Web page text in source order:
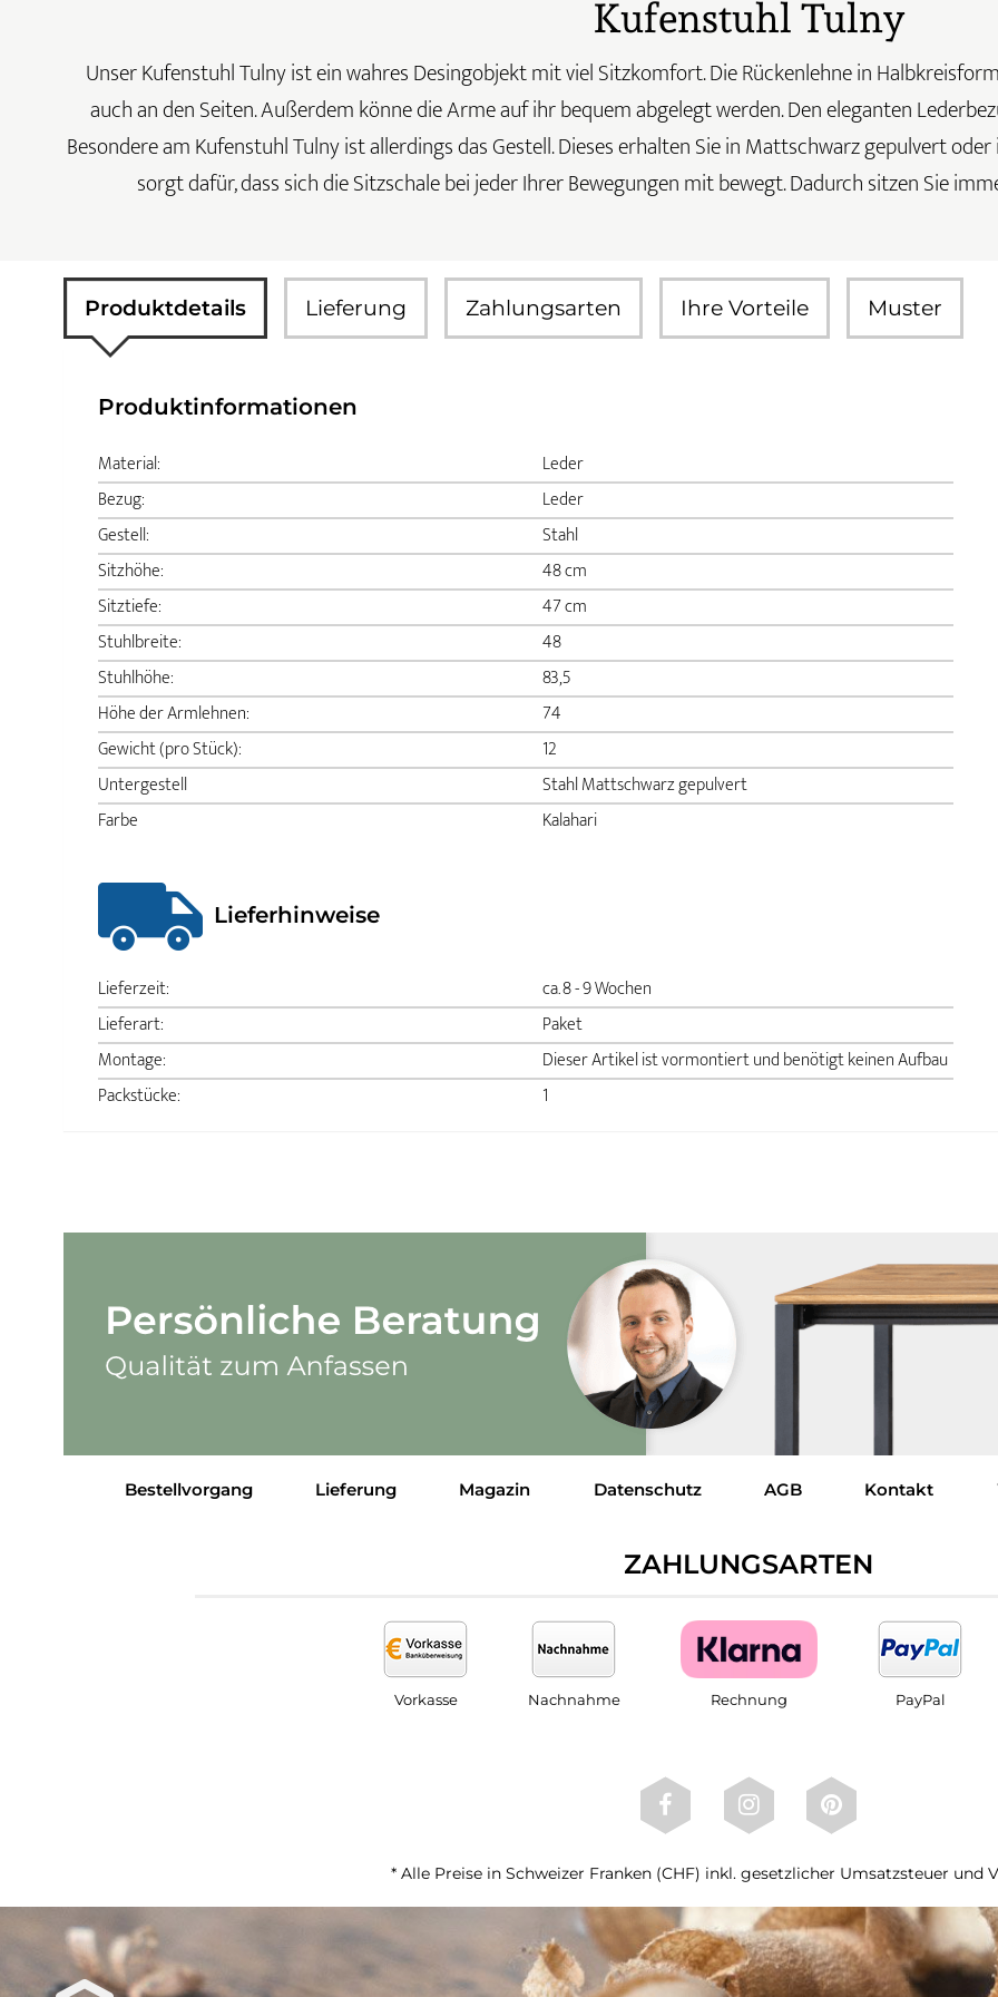
Kufenstuhl Tulny
Unser Kufenstuhl Tulny ist ein wahres Desingobjekt mit viel Sitzkomfort. Die Rückenlehne in
auch an den Seiten. Außerdem könne die Arme auf ihr bequem abgelegt werden. Den eleganten
Besondere am Kufenstuhl Tulny ist allerdings das Gestell. Dieses erhalten Sie in Mattschwarz gepulvert
sorgt dafür, dass sich die Sitzschale bei jeder Ihrer Bewegungen mit bewegt. Dadurch sitzen Sie
Produktdetails Lieferung Zahlungsarten Ihre Vorteile Muster
Produktinformationen
Material:
Leder
Bezug:
Leder
Gestell:
Stahl
Sitzhöhe:
48 cm
Sitztiefe:
47 cm
Stuhlbreite:
48
Stuhlhöhe:
83,5
Höhe der Armlehnen:
74
Gewicht (pro Stück):
12
Untergestell
Stahl Mattschwarz gepulvert
Farbe
Kalahari
Lieferhinweise
Lieferzeit:
ca. 8 - 9 Wochen
Lieferart:
Paket
Montage:
Dieser Artikel ist vormontiert und benötigt keinen Aufbau
Packstücke:
1
Bestellvorgang Lieferung Magazin Datenschutz AGB Kontakt
ZAHLUNGSARTEN
Vorkasse Nachnahme Rechnung PayPal
* Alle Preise in Schweizer Franken (CHF) inkl. gesetzlicher Umsatzsteuer und